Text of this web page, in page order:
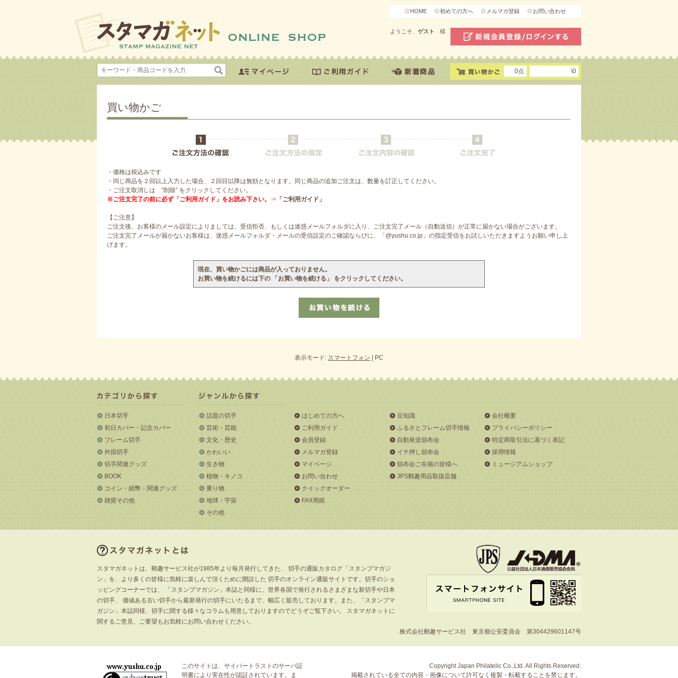
HOME 初めての方へ メルマガ登録 お問い合わせ
ようこそ、 ゲスト 様
0点 \0
買い物かご
・価格は税込みです
・同じ商品を２回以上入力した場合、２回目以降は無効となります。同じ商品の追加ご注文は、数量を訂正してください。
・ご注文取消しは ”削除” をクリックしてください。
※ご注文完了の前に必ず「ご利用ガイド」をお読み下さい。 ⇒ 「ご利用ガイド」
【ご注意】
ご注文後、お客様のメール設定によりましては、受信拒否、もしくは迷惑メールフォルダに入り、ご注文完了メール（自動送信）が正常に届かない場合がございます。
ご注文完了メールが届かないお客様は、迷惑メールフォルダ・メールの受信設定のご確認ならびに、「@yushu.co.jp」の指定受信をお試しいただきますようお願い申し上
げます。
現在、買い物かごには商品が入っておりません。
お買い物を続けるには下の 「お買い物を続ける」 をクリックしてください。
表示モード: スマートフォン | PC
日本切手
初日カバー・記念カバー
フレーム切手
外国切手
切手関連グッズ
BOOK
コイン・紙幣・関連グッズ
雑貨その他
話題の切手
芸術・芸能
文化・歴史
かわいい
生き物
植物・キノコ
乗り物
地球・宇宙
その他
はじめての方へ
ご利用ガイド
会員登録
メルマガ登録
マイページ
お問い合わせ
クイックオーダー
FAX用紙
豆知識
ふるさとフレーム切手情報
自動発送頒布会
イチ押し頒布会
頒布会ご在籍の皆様へ
JPS郵趣用品取扱店舗
会社概要
プライバシーポリシー
特定商取引法に基づく表記
採用情報
ミュージアムショップ
スタマガネットは、郵趣サービス社が1985年より毎月発行してきた、 切手の通販カタログ「スタンプマガジ
ン」を、より多くの皆様に気軽に楽しんで頂くために開設した 切手のオンライン通販サイトです。切手のショ
ッピングコーナーでは、 「スタンプマガジン」本誌と同様に、世界各国で発行されるさまざまな新切手や日本
の切手、 価値ある古い切手から最新発行の切手にいたるまで、幅広く販売しております。また、「スタンプマ
ガジン」本誌同様、切手に関する様々なコラムも用意しておりますのでどうぞご覧下さい。 スタマガネットに
関するご意見、ご要望もお気軽にお問い合わせください。
株式会社郵趣サービス社 東京都公安委員会 第304429601147号
このサイトは、サイバートラストのサーバ証
明書により実在性が認証されています。ま
Copyright Japan Philatelic Co.,Ltd. All Rights Reserved.
掲載されている全ての内容・画像について許可なく複製・転載することを禁じます。